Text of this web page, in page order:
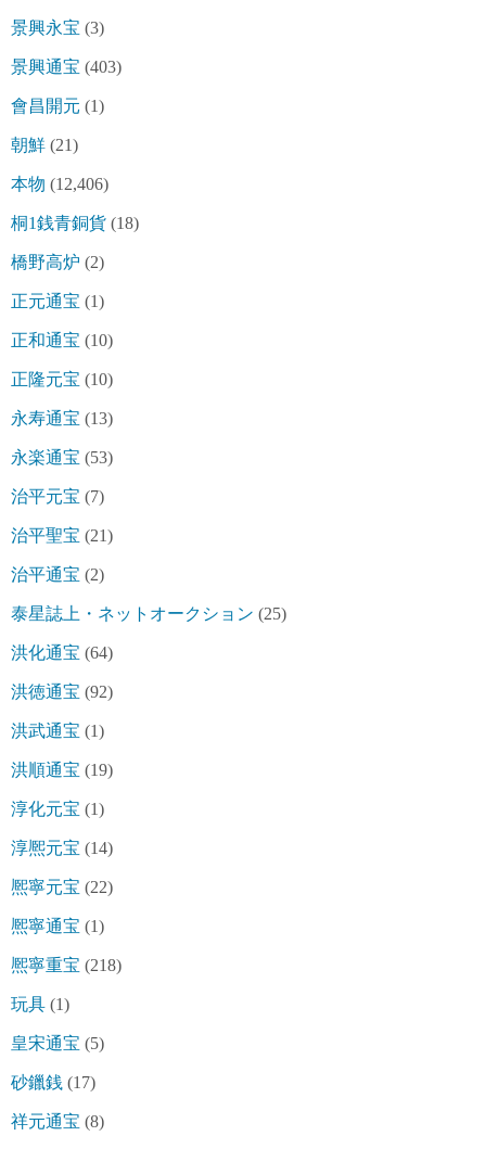
景興永宝 (3)
景興通宝 (403)
會昌開元 (1)
朝鮮 (21)
本物 (12,406)
桐1銭青銅貨 (18)
橋野高炉 (2)
正元通宝 (1)
正和通宝 (10)
正隆元宝 (10)
永寿通宝 (13)
永楽通宝 (53)
治平元宝 (7)
治平聖宝 (21)
治平通宝 (2)
泰星誌上・ネットオークション (25)
洪化通宝 (64)
洪徳通宝 (92)
洪武通宝 (1)
洪順通宝 (19)
淳化元宝 (1)
淳熈元宝 (14)
熈寧元宝 (22)
熈寧通宝 (1)
熈寧重宝 (218)
玩具 (1)
皇宋通宝 (5)
砂鑞銭 (17)
祥元通宝 (8)